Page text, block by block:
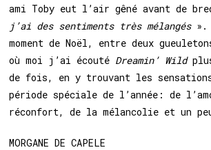
ami Toby eut l’air gêné avant de
j’ai des sentiments très mélangés».
moment de Noël, entre deux
où moi j’ai écouté Dreamin’ Wild
de fois, en y trouvant les
période spéciale de l’année: de
réconfort, de la mélancolie et un
MORGANE DE CAPELE